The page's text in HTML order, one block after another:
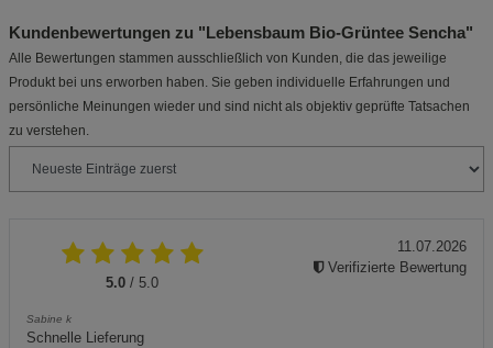
Kundenbewertungen zu "Lebensbaum Bio-Grüntee Sencha"
Alle Bewertungen stammen ausschließlich von Kunden, die das jeweilige
Produkt bei uns erworben haben. Sie geben individuelle Erfahrungen und
persönliche Meinungen wieder und sind nicht als objektiv geprüfte Tatsachen
zu verstehen.
5.0 / 5.0
Sabine k
Schnelle Lieferung
11.07.2026
Verifizierte Bewertung